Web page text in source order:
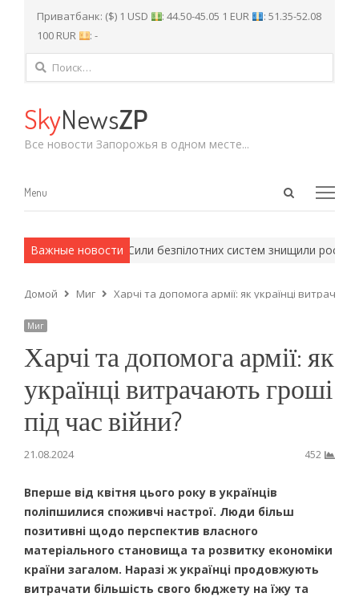
Приватбанк: ($) 1 USD : 44.50-45.05 1 EUR
: 51.35-52.08
100 RUR
: -
Найти:
SkyNewsZP
Все новости Запорожья в одном месте...
Open
Menu
Menu
Важные новости
методы. Сили безпілотних систем знищили
Домой Миг Харчі та допомога армії: як українці
Миг
Харчі та допомога армії: як
українці витрачають гроші
під час війни?
21.08.2024 452
Вперше від квітня цього року в українців
поліпшилися споживчі настрої. Люди більш
позитивні щодо перспектив власного
матеріального становища та розвитку економіки
країни загалом. Наразі ж українці продовжують
витрачати більшість свого бюджету на їжу та